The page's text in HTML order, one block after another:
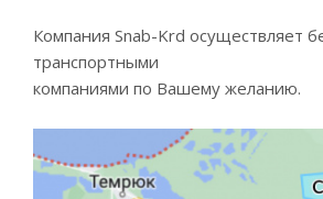
Компания Snab-Krd осуществляет
транспортными
компаниями по Вашему желанию.